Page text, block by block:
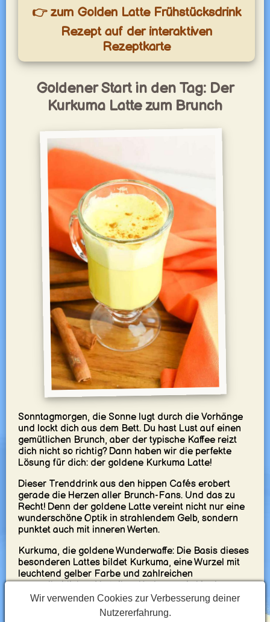
👉 zum Golden Latte Frühstücksdrink
Rezept auf der interaktiven
Rezeptkarte
Goldener Start in den Tag: Der
Kurkuma Latte zum Brunch
Sonntagmorgen, die Sonne lugt durch die Vorhänge
und lockt dich aus dem Bett. Du hast Lust auf einen
gemütlichen Brunch, aber der typische Kaffee reizt
dich nicht so richtig? Dann haben wir die perfekte
Lösung für dich: der goldene Kurkuma Latte!
Dieser Trenddrink aus den hippen Cafés erobert
gerade die Herzen aller Brunch-Fans. Und das zu
Recht! Denn der goldene Latte vereint nicht nur eine
wunderschöne Optik in strahlendem Gelb, sondern
punktet auch mit inneren Werten.
Kurkuma, die goldene Wunderwaffe: Die Basis dieses
besonderen Lattes bildet Kurkuma, eine Wurzel mit
leuchtend gelber Farbe und zahlreichen
gesundheitlichen Vorteilen. Kurkuma wird in der
ayurvedischen Medizin seit Jahrhunderten geschätzt
und soll entzündungshemmende und
Wir verwenden Cookies zur Verbesserung deiner
Nutzererfahrung.